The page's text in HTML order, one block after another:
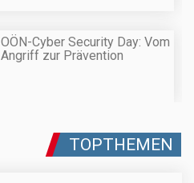
OÖN-Cyber Security Day: Vom
Angriff zur Prävention
TOPTHEMEN